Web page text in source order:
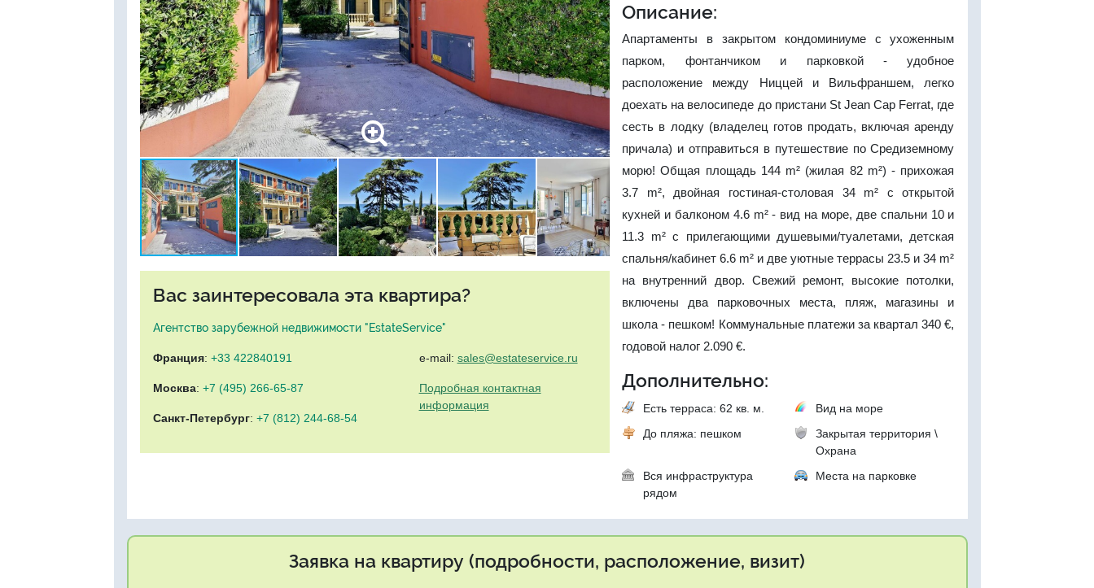
Вас заинтересовала эта квартира?
Агентство зарубежной недвижимости "EstateService"
Франция: +33 422840191
Москва: +7 (495) 266-65-87
Санкт-Петербург: +7 (812) 244-68-54
e-mail: sales@estateservice.ru
Подробная контактная
информация
Описание:
Апартаменты в закрытом кондоминиуме с ухоженным
парком, фонтанчиком и парковкой - удобное
расположение между Ниццей и Вильфраншем, легко
доехать на велосипеде до пристани St Jean Cap Ferrat, где
сесть в лодку (владелец готов продать, включая аренду
причала) и отправиться в путешествие по Средиземному
морю! Общая площадь 144 m² (жилая 82 m²) - прихожая
3.7 m², двойная гостиная-столовая 34 m² с открытой
кухней и балконом 4.6 m² - вид на море, две спальни 10 и
11.3 m² с прилегающими душевыми/туалетами, детская
спальня/кабинет 6.6 m² и две уютные террасы 23.5 и 34 m²
на внутренний двор. Свежий ремонт, высокие потолки,
включены два парковочных места, пляж, магазины и
школа - пешком! Коммунальные платежи за квартал 340 €,
годовой налог 2.090 €.
Дополнительно:
Есть терраса: 62 кв. м.
Вид на море
До пляжа: пешком
Закрытая территория \
Охрана
Вся инфраструктура
рядом
Места на парковке
Заявка на квартиру (подробности, расположение, визит)